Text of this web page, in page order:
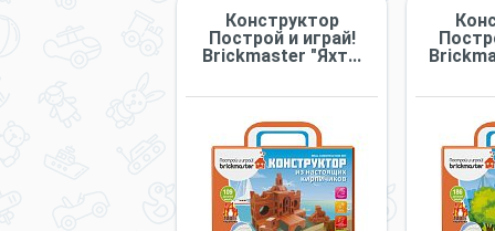
Конструктор
Построй и играй!
Briсkmaster "Яхт...